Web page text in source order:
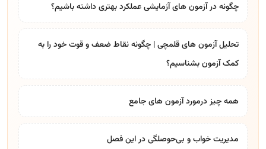
چگونه در آزمون های آزمایشی عملکرد بهتری داشته باشیم؟
تحلیل آزمون های قلمچی | چگونه نقاط ضعف و قوت خود را به
کمک آزمون بشناسیم؟
همه چیز درمورد آزمون های جامع
مدیریت خواب و بی‌حوصلگی در این فصل